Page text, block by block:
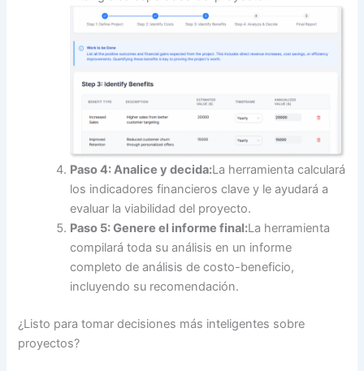
Paso 4: Analice y decida:La herramienta calculará
los indicadores financieros clave y le ayudará a
evaluar la viabilidad del proyecto.
Paso 5: Genere el informe final:La herramienta
compilará toda su análisis en un informe
completo de análisis de costo-beneficio,
incluyendo su recomendación.
¿Listo para tomar decisiones más inteligentes sobre
proyectos?